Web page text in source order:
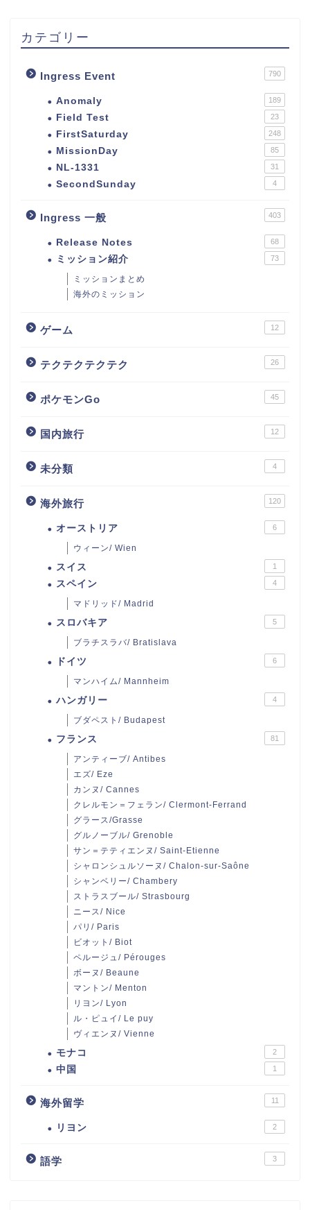
カテゴリー
Ingress Event 790
Anomaly 189
Field Test 23
FirstSaturday 248
MissionDay 85
NL-1331 31
SecondSunday 4
Ingress 一般 403
Release Notes 68
ミッション紹介 73
ミッションまとめ
海外のミッション
ゲーム 12
テクテクテクテク 26
ポケモンGo 45
国内旅行 12
未分類 4
海外旅行 120
オーストリア 6
ウィーン/ Wien
スイス 1
スペイン 4
マドリッド/ Madrid
スロバキア 5
ブラチスラバ/ Bratislava
ドイツ 6
マンハイム/ Mannheim
ハンガリー 4
ブダペスト/ Budapest
フランス 81
アンティーブ/ Antibes
エズ/ Eze
カンヌ/ Cannes
クレルモン＝フェラン/ Clermont-Ferrand
グラース/Grasse
グルノーブル/ Grenoble
サン＝テティエンヌ/ Saint-Etienne
シャロンシュルソーヌ/ Chalon-sur-Saône
シャンベリー/ Chambery
ストラスブール/ Strasbourg
ニース/ Nice
パリ/ Paris
ビオット/ Biot
ペルージュ/ Pérouges
ボーヌ/ Beaune
マントン/ Menton
リヨン/ Lyon
ル・ピュイ/ Le puy
ヴィエンヌ/ Vienne
モナコ 2
中国 1
海外留学 11
リヨン 2
語学 3